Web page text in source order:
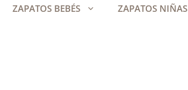
ZAPATOS BEBÉS ZAPATOS NIÑAS